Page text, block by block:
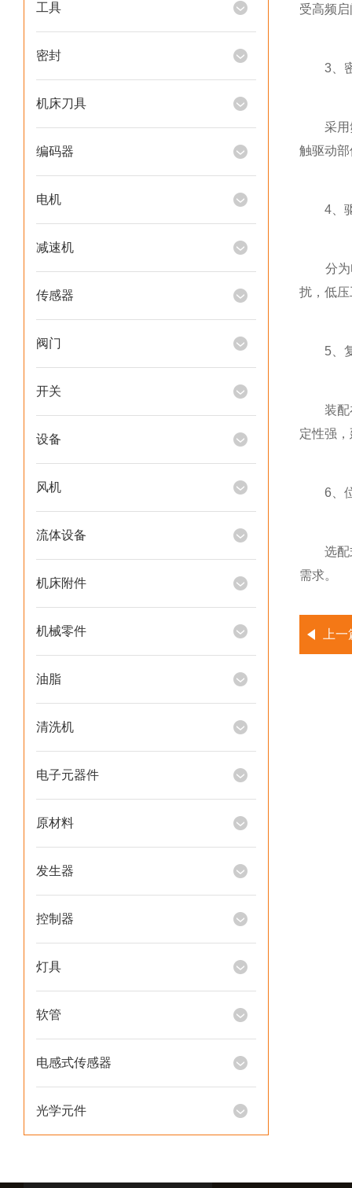
工具
密封
机床刀具
编码器
电机
减速机
传感器
阀门
开关
设备
风机
流体设备
机床附件
机械零件
油脂
清洗机
电子元器件
原材料
发生器
控制器
灯具
软管
电感式传感器
光学元件
受高频
3、密
采用氟
触驱动
4、驱
分为电
扰，低
5、复
装配在
定性强
6、位
选配式
需求。
上